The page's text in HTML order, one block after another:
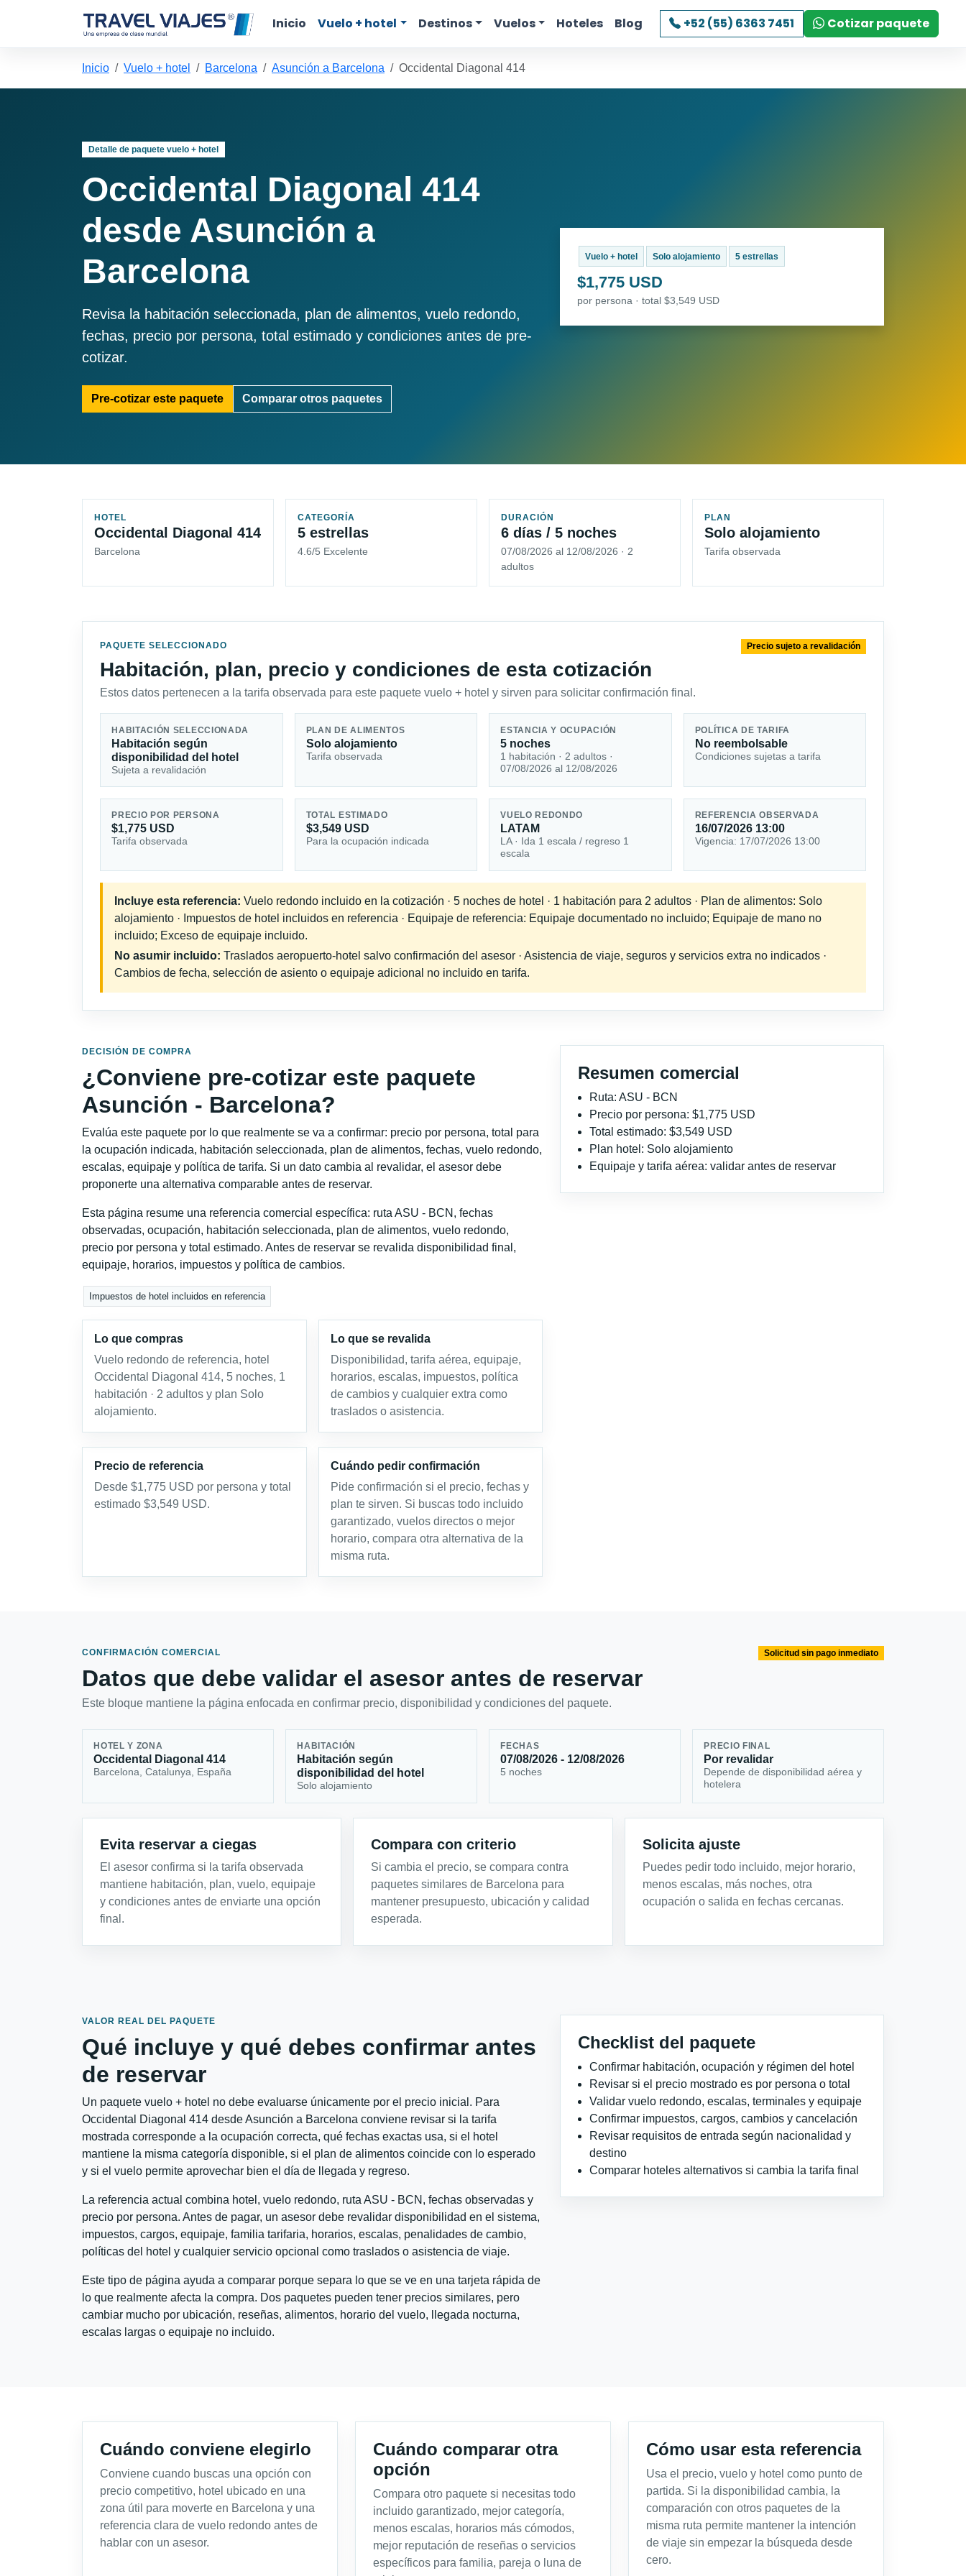
Inicio Vuelo + hotel Destinos Vuelos Hoteles Blog +52 (55) 6363 7451 Cotizar paquete
Inicio Vuelo + hotel Barcelona Asunción a Barcelona Occidental Diagonal 414
Detalle de paquete vuelo + hotel
Occidental Diagonal 414
desde Asunción a
Barcelona
Revisa la habitación seleccionada, plan de alimentos, vuelo redondo,
fechas, precio por persona, total estimado y condiciones antes de pre-
cotizar.
Pre-cotizar este paquete Comparar otros paquetes
Vuelo + hotel Solo alojamiento 5 estrellas
$1,775 USD
por persona · total $3,549 USD
HOTEL
Occidental Diagonal 414
Barcelona
CATEGORÍA
5 estrellas
4.6/5 Excelente
DURACIÓN
6 días / 5 noches
07/08/2026 al 12/08/2026 · 2
adultos
PLAN
Solo alojamiento
Tarifa observada
PAQUETE SELECCIONADO
Habitación, plan, precio y condiciones de esta cotización
Estos datos pertenecen a la tarifa observada para este paquete vuelo + hotel y sirven para solicitar confirmación final.
Precio sujeto a revalidación
HABITACIÓN SELECCIONADA
Habitación según
disponibilidad del hotel
Sujeta a revalidación
PLAN DE ALIMENTOS
Solo alojamiento
Tarifa observada
ESTANCIA Y OCUPACIÓN
5 noches
1 habitación · 2 adultos ·
07/08/2026 al 12/08/2026
POLÍTICA DE TARIFA
No reembolsable
Condiciones sujetas a tarifa
PRECIO POR PERSONA
$1,775 USD
Tarifa observada
TOTAL ESTIMADO
$3,549 USD
Para la ocupación indicada
VUELO REDONDO
LATAM
LA · Ida 1 escala / regreso 1
escala
REFERENCIA OBSERVADA
16/07/2026 13:00
Vigencia: 17/07/2026 13:00
Incluye esta referencia: Vuelo redondo incluido en la cotización · 5 noches de hotel · 1 habitación para 2 adultos · Plan de alimentos: Solo
alojamiento · Impuestos de hotel incluidos en referencia · Equipaje de referencia: Equipaje documentado no incluido; Equipaje de mano no
incluido; Exceso de equipaje incluido.
No asumir incluido: Traslados aeropuerto-hotel salvo confirmación del asesor · Asistencia de viaje, seguros y servicios extra no indicados ·
Cambios de fecha, selección de asiento o equipaje adicional no incluido en tarifa.
DECISIÓN DE COMPRA
¿Conviene pre-cotizar este paquete
Asunción - Barcelona?
Evalúa este paquete por lo que realmente se va a confirmar: precio por persona, total para
la ocupación indicada, habitación seleccionada, plan de alimentos, fechas, vuelo redondo,
escalas, equipaje y política de tarifa. Si un dato cambia al revalidar, el asesor debe
proponerte una alternativa comparable antes de reservar.
Esta página resume una referencia comercial específica: ruta ASU - BCN, fechas
observadas, ocupación, habitación seleccionada, plan de alimentos, vuelo redondo,
precio por persona y total estimado. Antes de reservar se revalida disponibilidad final,
equipaje, horarios, impuestos y política de cambios.
Impuestos de hotel incluidos en referencia
Lo que compras
Vuelo redondo de referencia, hotel
Occidental Diagonal 414, 5 noches, 1
habitación · 2 adultos y plan Solo
alojamiento.
Lo que se revalida
Disponibilidad, tarifa aérea, equipaje,
horarios, escalas, impuestos, política
de cambios y cualquier extra como
traslados o asistencia.
Precio de referencia
Desde $1,775 USD por persona y total
estimado $3,549 USD.
Cuándo pedir confirmación
Pide confirmación si el precio, fechas y
plan te sirven. Si buscas todo incluido
garantizado, vuelos directos o mejor
horario, compara otra alternativa de la
misma ruta.
Resumen comercial
Ruta: ASU - BCN
Precio por persona: $1,775 USD
Total estimado: $3,549 USD
Plan hotel: Solo alojamiento
Equipaje y tarifa aérea: validar antes de reservar
CONFIRMACIÓN COMERCIAL
Datos que debe validar el asesor antes de reservar
Este bloque mantiene la página enfocada en confirmar precio, disponibilidad y condiciones del paquete.
Solicitud sin pago inmediato
HOTEL Y ZONA
Occidental Diagonal 414
Barcelona, Catalunya, España
HABITACIÓN
Habitación según
disponibilidad del hotel
Solo alojamiento
FECHAS
07/08/2026 - 12/08/2026
5 noches
PRECIO FINAL
Por revalidar
Depende de disponibilidad aérea y
hotelera
Evita reservar a ciegas
El asesor confirma si la tarifa observada
mantiene habitación, plan, vuelo, equipaje
y condiciones antes de enviarte una opción
final.
Compara con criterio
Si cambia el precio, se compara contra
paquetes similares de Barcelona para
mantener presupuesto, ubicación y calidad
esperada.
Solicita ajuste
Puedes pedir todo incluido, mejor horario,
menos escalas, más noches, otra
ocupación o salida en fechas cercanas.
VALOR REAL DEL PAQUETE
Qué incluye y qué debes confirmar antes
de reservar
Un paquete vuelo + hotel no debe evaluarse únicamente por el precio inicial. Para
Occidental Diagonal 414 desde Asunción a Barcelona conviene revisar si la tarifa
mostrada corresponde a la ocupación correcta, qué fechas exactas usa, si el hotel
mantiene la misma categoría disponible, si el plan de alimentos coincide con lo esperado
y si el vuelo permite aprovechar bien el día de llegada y regreso.
La referencia actual combina hotel, vuelo redondo, ruta ASU - BCN, fechas observadas y
precio por persona. Antes de pagar, un asesor debe revalidar disponibilidad en el sistema,
impuestos, cargos, equipaje, familia tarifaria, horarios, escalas, penalidades de cambio,
políticas del hotel y cualquier servicio opcional como traslados o asistencia de viaje.
Este tipo de página ayuda a comparar porque separa lo que se ve en una tarjeta rápida de
lo que realmente afecta la compra. Dos paquetes pueden tener precios similares, pero
cambiar mucho por ubicación, reseñas, alimentos, horario del vuelo, llegada nocturna,
escalas largas o equipaje no incluido.
Checklist del paquete
Confirmar habitación, ocupación y régimen del hotel
Revisar si el precio mostrado es por persona o total
Validar vuelo redondo, escalas, terminales y equipaje
Confirmar impuestos, cargos, cambios y cancelación
Revisar requisitos de entrada según nacionalidad y
destino
Comparar hoteles alternativos si cambia la tarifa final
Cuándo conviene elegirlo
Conviene cuando buscas una opción con
precio competitivo, hotel ubicado en una
zona útil para moverte en Barcelona y una
referencia clara de vuelo redondo antes de
hablar con un asesor.
Cuándo comparar otra
opción
Compara otro paquete si necesitas todo
incluido garantizado, mejor categoría,
menos escalas, horarios más cómodos,
mejor reputación de reseñas o servicios
específicos para familia, pareja o luna de
Cómo usar esta referencia
Usa el precio, vuelo y hotel como punto de
partida. Si la disponibilidad cambia, la
comparación con otros paquetes de la
misma ruta permite mantener la intención
de viaje sin empezar la búsqueda desde
cero.